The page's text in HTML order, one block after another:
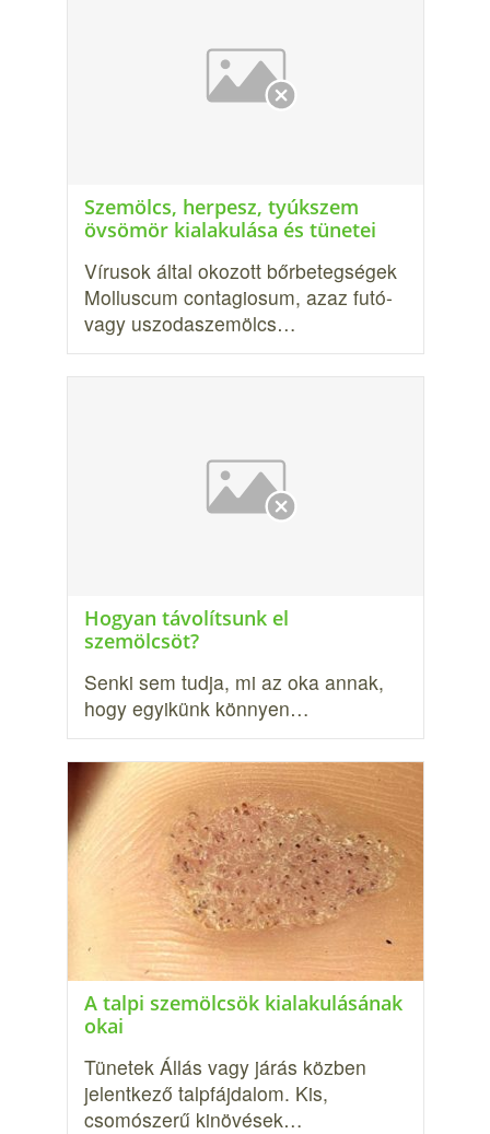
Szemölcs, herpesz, tyúkszem
övsömör kialakulása és tünetei
Vírusok által okozott bőrbetegségek
Molluscum contagiosum, azaz futó-
vagy uszodaszemölcs…
Hogyan távolítsunk el
szemölcsöt?
Senki sem tudja, mi az oka annak,
hogy egyikünk könnyen…
A talpi szemölcsök kialakulásának
okai
Tünetek Állás vagy járás közben
jelentkező talpfájdalom. Kis,
csomószerű kinövések…